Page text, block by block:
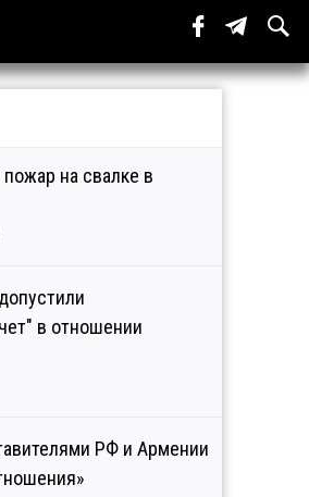
на свалке в
в отношении
РФ и Армении